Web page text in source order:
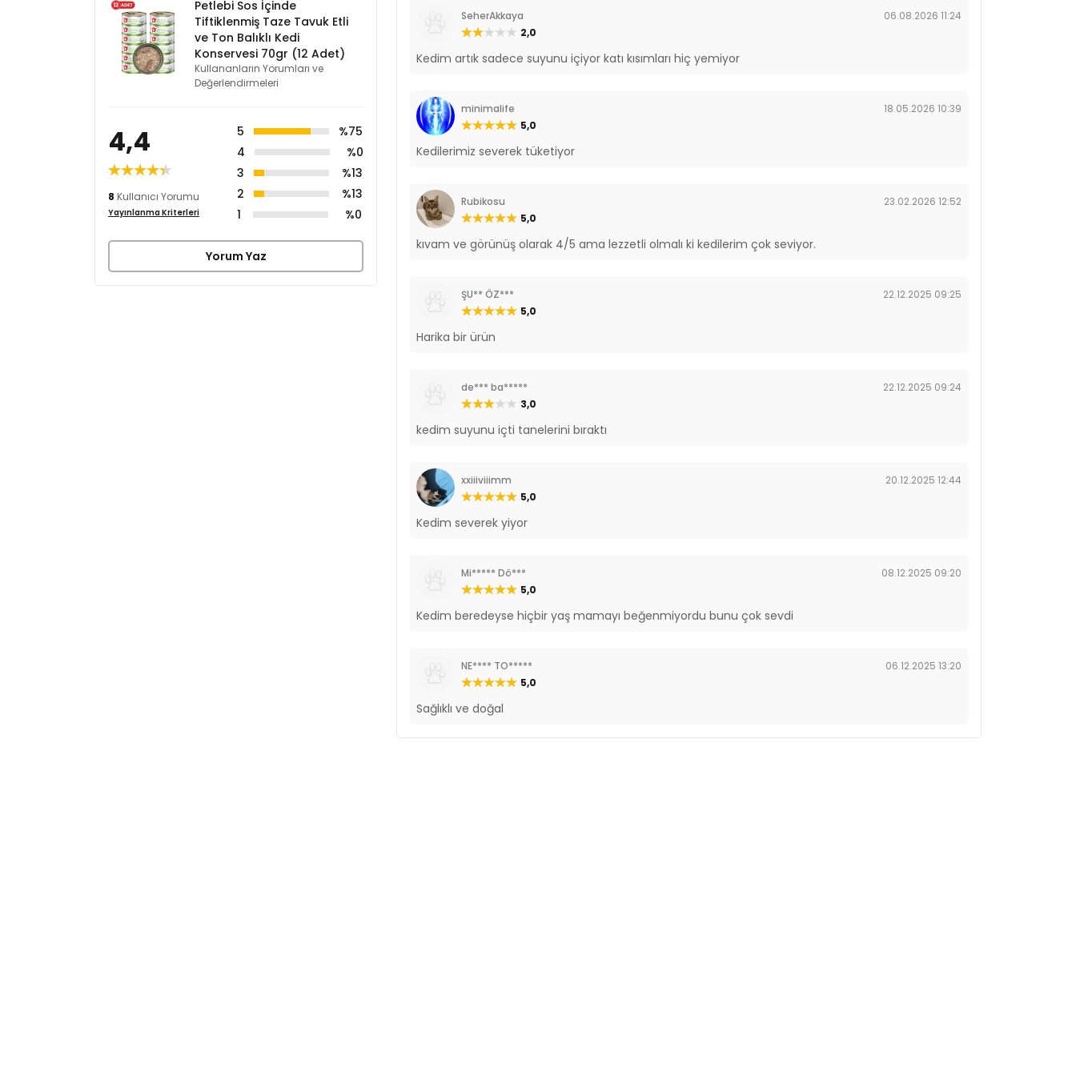
Önerilen miktarlar ırk, mevsim ve yaş faktörlerine göre de değişebilir.
Serin ve kuru yerde saklayınız. Açıldıktan sonra buzdolabında saklanması
Petlebi Sos İçinde
Tiftiklenmiş Taze Tavuk Etli
ve Ton Balıklı Kedi
Konservesi 70gr (12 Adet)
Kullananların Yorumları ve
Değerlendirmeleri
4,4
8 Kullanıcı Yorumu
Yayınlanma Kriterleri
5
%75
4
%0
3
%13
2
%13
1
%0
Yorum Yaz
SeherAkkaya
06.08.2026 11:24
2,0
Kedim artık sadece suyunu içiyor katı kısımları hiç yemiyor
minimalife
18.05.2026 10:39
5,0
Kedilerimiz severek tüketiyor
Rubikosu
23.02.2026 12:52
5,0
kıvam ve görünüş olarak 4/5 ama lezzetli olmalı ki kedilerim çok seviyor.
ŞU** ÖZ***
22.12.2025 09:25
5,0
Harika bir ürün
de*** ba*****
22.12.2025 09:24
3,0
kedim suyunu içti tanelerini bıraktı
xxiiiviiimm
20.12.2025 12:44
5,0
Kedim severek yiyor
Mi***** Dö***
08.12.2025 09:20
5,0
Kedim beredeyse hiçbir yaş mamayı beğenmiyordu bunu çok sevdi
NE**** TO*****
06.12.2025 13:20
5,0
Sağlıklı ve doğal